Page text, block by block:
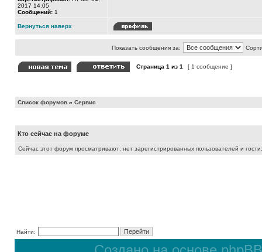
2017 14:05
Сообщений: 1
Вернуться наверх
Показать сообщения за:
Страница 1 из 1 [ 1 сообщение ]
Список форумов » Сервис
Кто сейчас на форуме
Сейчас этот форум просматривают: нет зарегистрированных пользователей и
Найти: